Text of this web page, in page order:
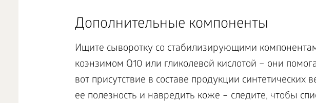
Дополнительные компоненты
Ищите сыворотку со стабилизирующими
коэнзимом Q10 или гликолевой кислотой – они
вот присутствие в составе продукции синтетических
ее полезность и навредить коже – следите, чтобы